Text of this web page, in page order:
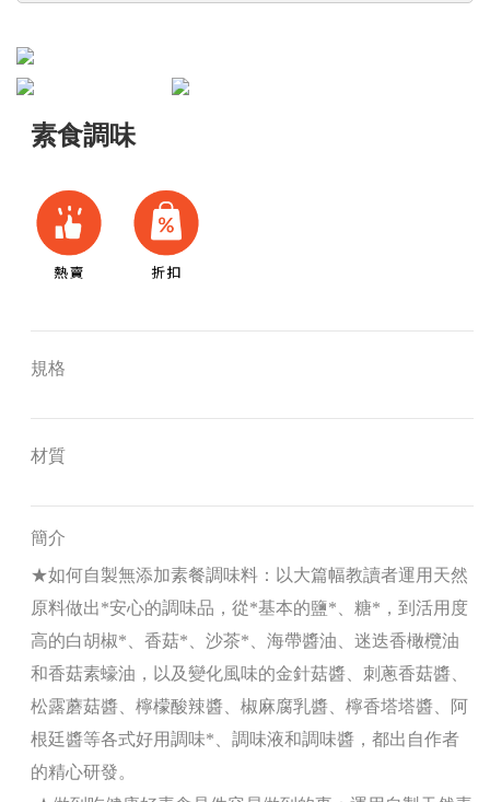
素食調味
規格
材質
簡介
★如何自製無添加素餐調味料：以大篇幅教讀者運用天然
原料做出*安心的調味品，從*基本的鹽*、糖*，到活用度
高的白胡椒*、香菇*、沙茶*、海帶醬油、迷迭香橄欖油
和香菇素蠔油，以及變化風味的金針菇醬、刺蔥香菇醬、
松露蘑菇醬、檸檬酸辣醬、椒麻腐乳醬、檸香塔塔醬、阿
根廷醬等各式好用調味*、調味液和調味醬，都出自作者
的精心研發。